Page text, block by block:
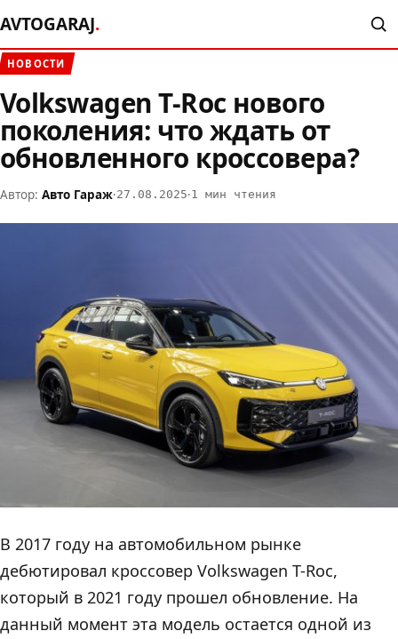
AVTOGARAJ.
НОВОСТИ
Volkswagen T-Roc нового
поколения: что ждать от
обновленного кроссовера?
Автор: Авто Гараж·27.08.2025·1 мин чтения
В 2017 году на автомобильном рынке
дебютировал кроссовер Volkswagen T-Roc,
который в 2021 году прошел обновление. На
данный момент эта модель остается одной из